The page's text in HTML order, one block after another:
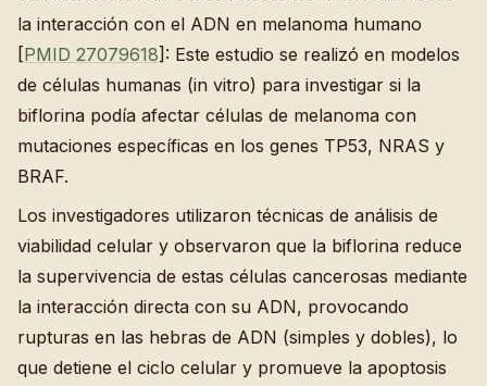
la interacción con el ADN en melanoma humano
[PMID 27079618]: Este estudio se realizó en modelos
de células humanas (in vitro) para investigar si la
biflorina podía afectar células de melanoma con
mutaciones específicas en los genes TP53, NRAS y
BRAF.
Los investigadores utilizaron técnicas de análisis de
viabilidad celular y observaron que la biflorina reduce
la supervivencia de estas células cancerosas mediante
la interacción directa con su ADN, provocando
rupturas en las hebras de ADN (simples y dobles), lo
que detiene el ciclo celular y promueve la apoptosis